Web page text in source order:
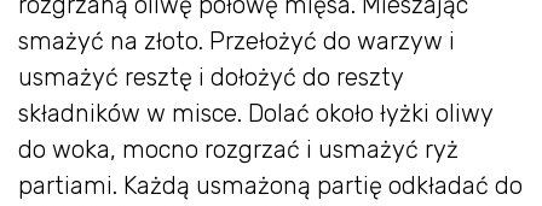
smażyć na złoto. Przełożyć do warzyw i
usmażyć resztę i dołożyć do reszty
składników w misce. Dolać około łyżki oliwy
do woka, mocno rozgrzać i usmażyć ryż
partiami. Każdą usmażoną partię odkładać do